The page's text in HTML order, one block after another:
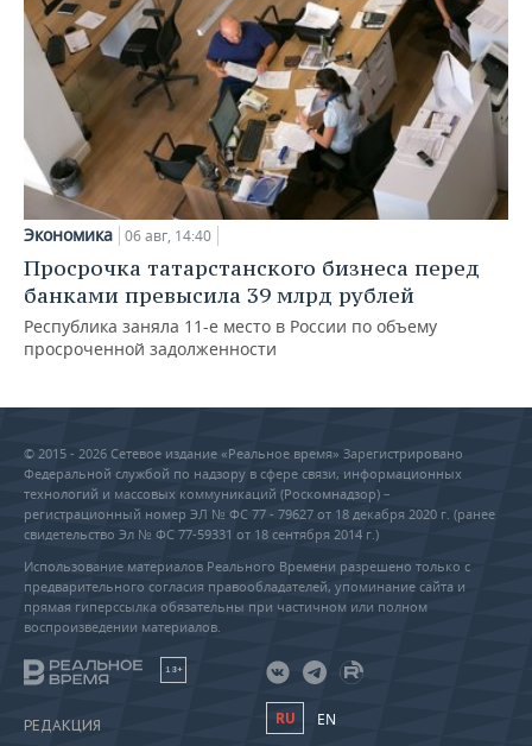
Экономика 06 авг, 14:40
Просрочка татарстанского бизнеса перед
банками превысила 39 млрд рублей
Республика заняла 11-е место в России по объему
просроченной задолженности
© 2015 - 2026 Сетевое издание «Реальное время» Зарегистрировано
Федеральной службой по надзору в сфере связи, информационных
технологий и массовых коммуникаций (Роскомнадзор) –
регистрационный номер ЭЛ № ФС 77 - 79627 от 18 декабря 2020 г. (ранее
свидетельство Эл № ФС 77-59331 от 18 сентября 2014 г.)
Использование материалов Реального Времени разрешено только с
предварительного согласия правообладателей, упоминание сайта и
прямая гиперссылка обязательны при частичном или полном
воспроизведении материалов.
18+
РЕДАКЦИЯ
RU EN